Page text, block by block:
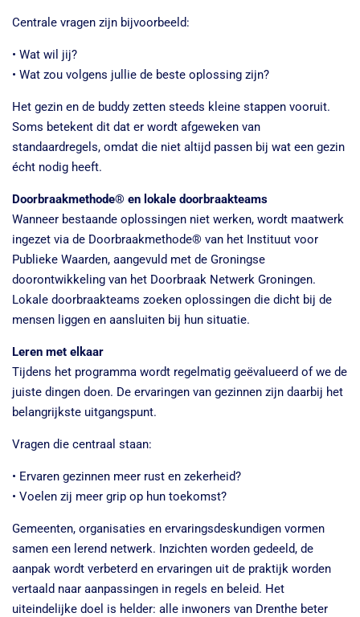
Centrale vragen zijn bijvoorbeeld:
• Wat wil jij?
• Wat zou volgens jullie de beste oplossing zijn?
Het gezin en de buddy zetten steeds kleine stappen vooruit.
Soms betekent dit dat er wordt afgeweken van
standaardregels, omdat die niet altijd passen bij wat een gezin
écht nodig heeft.
Doorbraakmethode® en lokale doorbraakteams
Wanneer bestaande oplossingen niet werken, wordt maatwerk
ingezet via de Doorbraakmethode® van het Instituut voor
Publieke Waarden, aangevuld met de Groningse
doorontwikkeling van het Doorbraak Netwerk Groningen.
Lokale doorbraakteams zoeken oplossingen die dicht bij de
mensen liggen en aansluiten bij hun situatie.
Leren met elkaar
Tijdens het programma wordt regelmatig geëvalueerd of we de
juiste dingen doen. De ervaringen van gezinnen zijn daarbij het
belangrijkste uitgangspunt.
Vragen die centraal staan:
• Ervaren gezinnen meer rust en zekerheid?
• Voelen zij meer grip op hun toekomst?
Gemeenten, organisaties en ervaringsdeskundigen vormen
samen een lerend netwerk. Inzichten worden gedeeld, de
aanpak wordt verbeterd en ervaringen uit de praktijk worden
vertaald naar aanpassingen in regels en beleid. Het
uiteindelijke doel is helder: alle inwoners van Drenthe beter